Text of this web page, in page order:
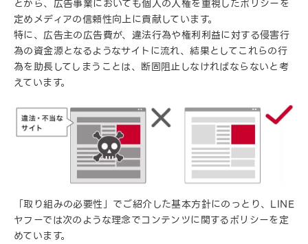
とから、広告事業においても個人の人権を重視したポリシーを
定めメディアの信頼性向上に貢献しています。
特に、広告主の広告費が、違法行為や権利利益に対する侵害行
為の資金源となるようなサイトに流れ、結果としてこれらの行
為を助長してしまうことは、断固阻止しなければならないと考
えています。
「取り組みの必要性」でご紹介した基本方針にのっとり、LINE
ヤフーでは次のような理念でコンテンツに関するポリシーを定
めています。